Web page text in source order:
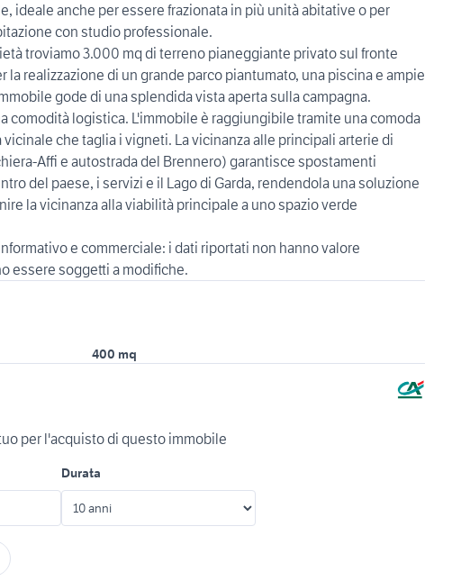
ideale anche per essere frazionata in più unità abitative o per
con studio professionale.
troviamo 3.000 mq di terreno pianeggiante privato sul fronte
la realizzazione di un grande parco piantumato, una piscina e ampie
gode di una splendida vista aperta sulla campagna.
comodità logistica. L'immobile è raggiungibile tramite una comoda
vicinale che taglia i vigneti. La vicinanza alle principali arterie di
Affi e autostrada del Brennero) garantisce spostamenti
del paese, i servizi e il Lago di Garda, rendendola una soluzione
la vicinanza alla viabilità principale a uno spazio verde
e commerciale: i dati riportati non hanno valore
essere soggetti a modifiche.
400 mq
per l'acquisto di questo immobile
Durata